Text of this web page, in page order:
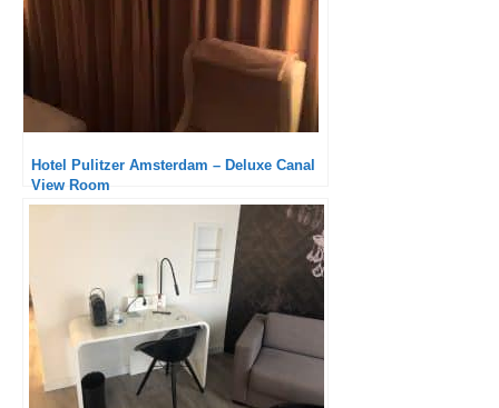
Hotel Pulitzer Amsterdam – Deluxe Canal
View Room